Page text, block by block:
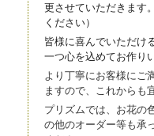
更させていただきます
ください）
皆様に喜んでいただけ
一つ心を込めてお作り
より丁寧にお客様にご
ますので、これからも
プリズムでは、お花の
の他のオーダー等も承